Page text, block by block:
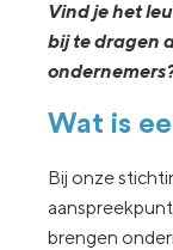
Vind je het
bij te dragen
Wat is
Bij onze
brengen